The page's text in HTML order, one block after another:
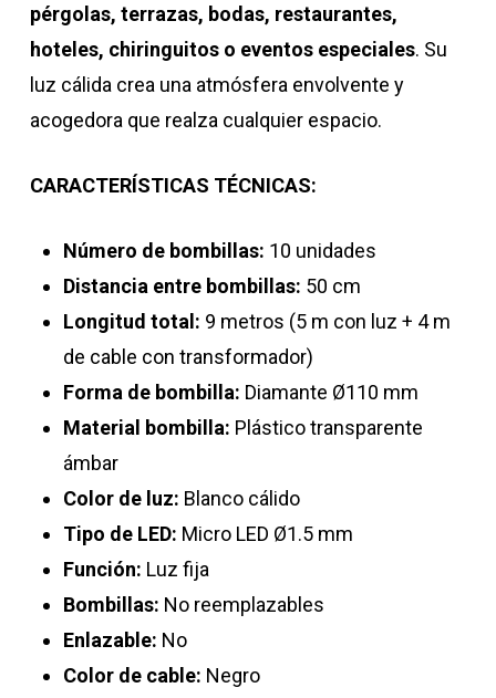
pérgolas, terrazas, bodas, restaurantes,
hoteles, chiringuitos o eventos especiales. Su
luz cálida crea una atmósfera envolvente y
acogedora que realza cualquier espacio.
CARACTERÍSTICAS TÉCNICAS:
Número de bombillas: 10 unidades
Distancia entre bombillas: 50 cm
Longitud total: 9 metros (5 m con luz + 4 m
de cable con transformador)
Forma de bombilla: Diamante Ø110 mm
Material bombilla: Plástico transparente
ámbar
Color de luz: Blanco cálido
Tipo de LED: Micro LED Ø1.5 mm
Función: Luz fija
Bombillas: No reemplazables
Enlazable: No
Color de cable: Negro